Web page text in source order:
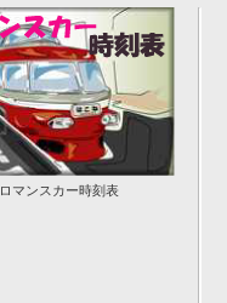
ロマンスカー時刻表